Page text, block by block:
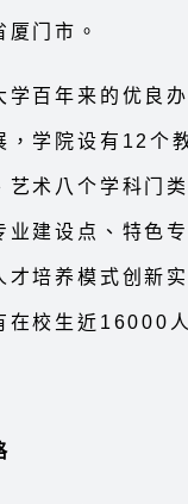
门市。
学百年来的优良
，学院设有12个
艺术八个学科门
业建设点、特色
才培养模式创新
在校生近16000